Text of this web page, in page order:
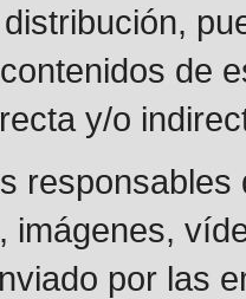
de
y/o
imágenes,
por las